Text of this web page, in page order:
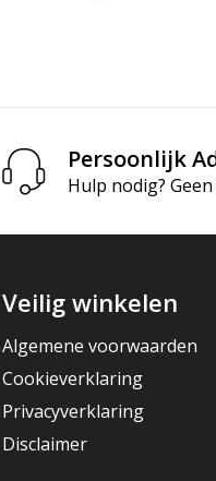
Persoonlijk
Hulp nodig?
Veilig winkelen
Algemene voorwaarden
Cookieverklaring
Privacyverklaring
Disclaimer